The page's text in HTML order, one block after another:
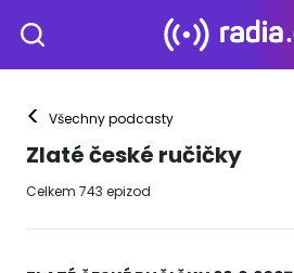
< Všechny podcasty
Zlaté české ručičky
Celkem 743 epizod